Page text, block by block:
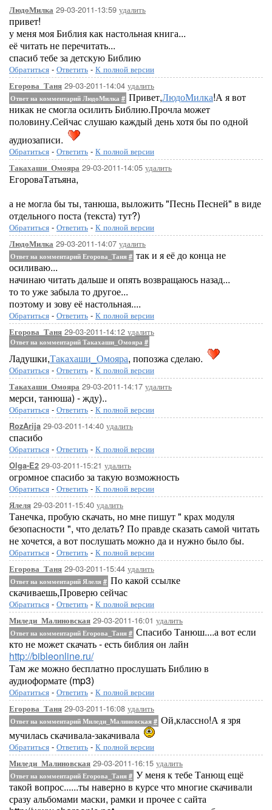
25_Плач Иеремии
27_Даниил
28_Осия
29_Иоиль
32_Иона
35_Аввакум
38_Захария
40_Св. Евангелие от
42_Св. Евангелие от Луки
45_Послание Иакова
48_Первое послание
50_3Третье послание
53_1Первое послание к
56_Послание к Ефесянам
58_Послание к
59_1Первое послание к
61_1Первое послание к
62_2Второе послание к
63_Послание к Титу
65_Послание к Евреям
66_Откровение Иоанна
ЛюдоМилка 29-03-2011-13:59 удалить
привет!
у меня моя Библия как настольная книга...
её читать не перечитать...
спасиб тебе за детскую Библию
Обратиться - Ответить - К полной версии
Егорова_Таня 29-03-2011-14:04 удалить
Ответ на комментарий ЛюдоМилка # Привет,ЛюдоМилка!А я вот
никак не смогла осилить Библию.Прочла может
половину.Сейчас слушаю каждый день хотя бы по одной
аудиозаписи.
Обратиться - Ответить - К полной версии
Такахаши_Омояра 29-03-2011-14:05 удалить
ЕгороваТатьяна,
а не могла бы ты, танюша, выложить "Песнь Песней" в виде
отдельного поста (текста) тут?)
Обратиться - Ответить - К полной версии
ЛюдоМилка 29-03-2011-14:07 удалить
Ответ на комментарий Егорова_Таня # так и я её до конца не
осиливаю...
начинаю читать дальше и опять возвращаюсь назад...
то то уже забыла то другое...
поэтому и зову её настольная....
Обратиться - Ответить - К полной версии
Егорова_Таня 29-03-2011-14:12 удалить
Ответ на комментарий Такахаши_Омояра #
Ладушки,Такахаши_Омояра, попозжа сделаю.
Обратиться - Ответить - К полной версии
Такахаши_Омояра 29-03-2011-14:17 удалить
мерси, танюша) - жду)..
Обратиться - Ответить - К полной версии
RozArija 29-03-2011-14:40 удалить
спасибо
Обратиться - Ответить - К полной версии
Olga-E2 29-03-2011-15:21 удалить
огромное спасибо за такую возможность
Обратиться - Ответить - К полной версии
Ялеля 29-03-2011-15:40 удалить
Танечка, пробую скачать, но мне пишут " крах модуля
безопасности ", что делать? По правде сказать самой читать
не хочется, а вот послушать можно да и нужно было бы.
Обратиться - Ответить - К полной версии
Егорова_Таня 29-03-2011-15:44 удалить
Ответ на комментарий Ялеля # По какой ссылке
скачиваешь,Проверю сейчас
Обратиться - Ответить - К полной версии
Миледи_Малиновская 29-03-2011-16:01 удалить
Ответ на комментарий Егорова_Таня # Спасибо Танюш....а вот если
кто не может скачать - есть библия он лайн
http://bibleonline.ru/
Там же можно бесплатно прослушать Библию в
аудиоформате (mp3)
Обратиться - Ответить - К полной версии
Егорова_Таня 29-03-2011-16:08 удалить
Ответ на комментарий Миледи_Малиновская # Ой,классно!А я зря
мучилась скачивала-закачивала
Обратиться - Ответить - К полной версии
Миледи_Малиновская 29-03-2011-16:15 удалить
Ответ на комментарий Егорова_Таня # У меня к тебе Танющ ещё
такой вопрос......ты наверно в курсе что многие скачивали
сразу альбомами маски, рамки и прочее с сайта